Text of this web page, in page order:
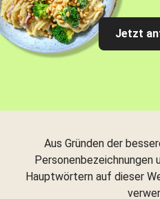
Jetzt
Aus Gründen der
Personenbezeichnungen
Hauptwörtern auf dieser